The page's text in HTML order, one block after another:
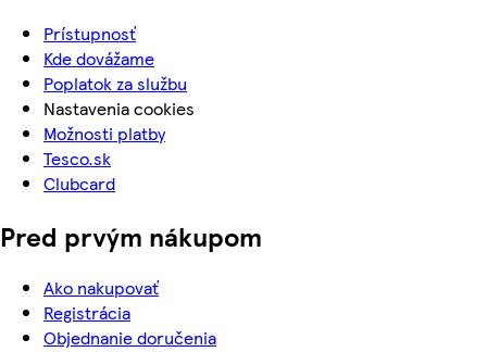
Prístupnosť
Kde dovážame
Poplatok za službu
Nastavenia cookies
Možnosti platby
Tesco.sk
Clubcard
Pred prvým nákupom
Ako nakupovať
Registrácia
Objednanie doručenia